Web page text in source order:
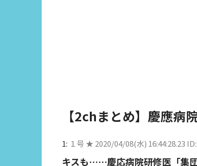
【2chまとめ】慶應病
1: １号 ★ 2020/04/08(水) 16:44:28.23
キスも……慶応病院研修医「集